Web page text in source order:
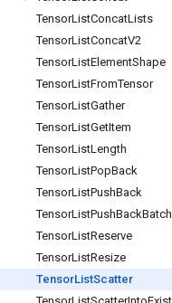
TensorListConcatLists
TensorListConcatV2
TensorListElementShape
TensorListFromTensor
TensorListGather
TensorListGetItem
TensorListLength
TensorListPopBack
TensorListPushBack
TensorListPushBackBatch
TensorListReserve
TensorListResize
TensorListScatter